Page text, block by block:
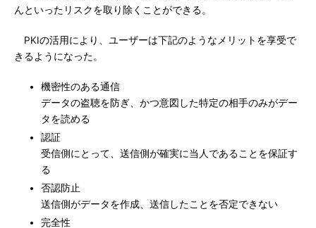
んといったリスクを取り除くことができる。
PKIの活用により、ユーザーは下記のようなメリットを享受で
きるようになった。
機密性のある通信
データの盗聴を防ぎ、かつ意図した特定の相手のみがデー
タを読める
認証
受信側にとって、送信側が確実に当人であることを保証す
る
否認防止
送信側がデータを作成、送信したことを否定できない
完全性